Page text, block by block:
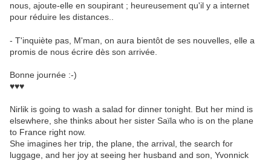
nous, ajoute-elle en soupirant ; heureusement qu'il y a internet
pour réduire les distances..
- T'inquiète pas, M'man, on aura bientôt de ses nouvelles, elle a
promis de nous écrire dès son arrivée.
Bonne journée :-)
♥♥♥
Nirlik is going to wash a salad for dinner tonight. But her mind is
elsewhere, she thinks about her sister Saïla who is on the plane
to France right now.
She imagines her trip, the plane, the arrival, the search for
luggage, and her joy at seeing her husband and son, Yvonnick